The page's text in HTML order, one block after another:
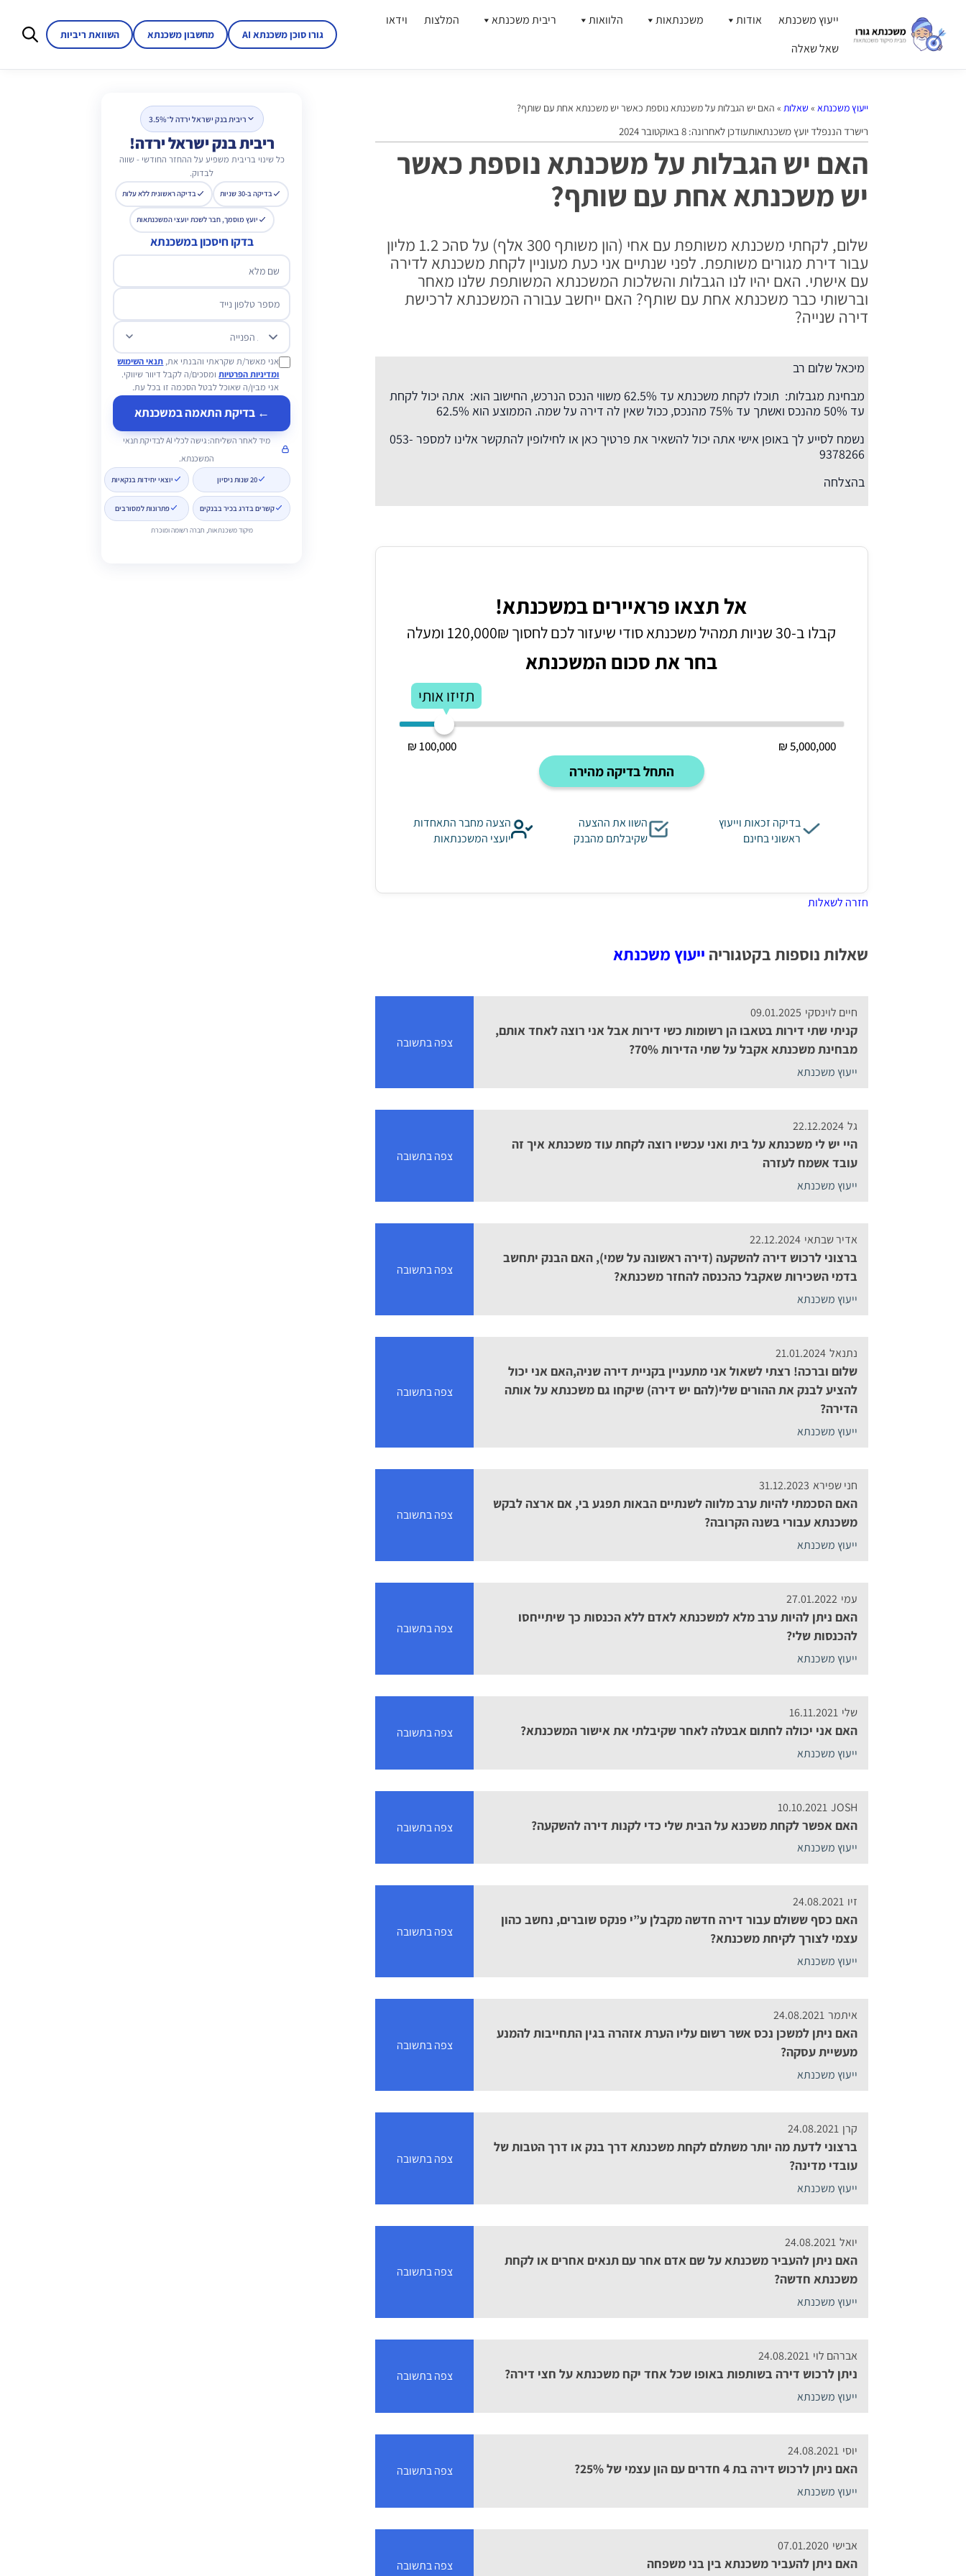
ייעוץ משכנתא אודות משכנתאות הלוואות ריבית משכנתא המלצות
וידאו
שאל שאלה
גורו סוכן משכנתא AI מחשבון משכנתא השוואת ריביות
ייעוץ משכנתא » שאלות » האם יש הגבלות על משכנתא נוספת כאשר יש משכנתא אחת עם שותף?
רישרד הננפלד יועץ משכנתאותעודכן לאחרונה: 8 באוקטובר 2024
האם יש הגבלות על משכנתא נוספת כאשר
יש משכנתא אחת עם שותף?
שלום, לקחתי משכנתא משותפת עם אחי (הון משותף 300 אלף) על סהכ 1.2 מליון
עבור דירת מגורים משותפת. לפני שנתיים אני כעת מעוניין לקחת משכנתא לדירה
עם אישתי. האם יהיו לנו הגבלות והשלכות המשכנתא המשותפת שלנו מאחר
וברשותי כבר משכנתא אחת עם שותף? האם ייחשב עבורה המשכנתא לרכישת
דירה שנייה?
מיכאל שלום רב
מבחינת מגבלות: תוכלו לקחת משכנתא עד 62.5% משווי הנכס הנרכש, החישוב הוא: אתה יכול לקחת
עד 50% מהנכס ואשתך עד 75% מהנכס, ככול שאין לה דירה על שמה. הממוצע הוא 62.5%
נשמח לסייע לך באופן אישי אתה יכול להשאיר את פרטיך כאן או לחילופין להתקשר אלינו למספר 053-
9378266
בהצלחה
אל תצאו פראיירים במשכנתא!
קבלו ב-30 שניות תמהיל משכנתא סודי שיעזור לכם לחסוך 120,000₪ ומעלה
בחר את סכום המשכנתא
תזיזו אותי
5,000,000 ₪
100,000 ₪
התחל בדיקה מהירה
בדיקה זכאות וייעוץ
ראשוני בחינם
השוו את ההצעה
שקיבלתם מהבנק
הצעה מחבר התאחדות
יועצי המשכנתאות
חזרה לשאלות
שאלות נוספות בקטגוריה ייעוץ משכנתא
חיים לוינסקי 09.01.2025
קניתי שתי דירות בטאבו הן רשומות כשי דירות אבל אני רוצה לאחד אותם,
מבחינת משכנתא אקבל על שתי הדירות 70%?
ייעוץ משכנתא
צפה בתשובה
גל 22.12.2024
היי יש לי משכנתא על בית ואני עכשיו רוצה לקחת עוד משכנתא איך זה
עובד אשמח לעזרה
ייעוץ משכנתא
צפה בתשובה
אדיר שבתאי 22.12.2024
ברצוני לרכוש דירה להשקעה (דירה ראשונה על שמי), האם הבנק יתחשב
בדמי השכירות שאקבל כהכנסה להחזר משכנתא?
ייעוץ משכנתא
צפה בתשובה
נתנאל 21.01.2024
שלום וברכה! רצתי לשאול אני מתעניין בקניית דירה שניה,האם אני יכול
להציע לבנק את ההורים שלי(להם יש דירה) שיקחו גם משכנתא על אותה
הדירה?
ייעוץ משכנתא
צפה בתשובה
חני שפירא 31.12.2023
האם הסכמתי להיות ערב מלווה לשנתיים הבאות תפגע בי, אם ארצה לבקש
משכנתא עבורי בשנה הקרובה?
ייעוץ משכנתא
צפה בתשובה
עמי 27.01.2022
האם ניתן להיות ערב מלא למשכנתא לאדם ללא הכנסות כך שיתייחסו
להכנסות שלי?
ייעוץ משכנתא
צפה בתשובה
שלי 16.11.2021
האם אני יכולה לחתום אבטלה לאחר שקיבלתי את אישור המשכנתא?
ייעוץ משכנתא
צפה בתשובה
JOSH
10.10.2021
האם אפשר לקחת משכנא על הבית שלי כדי לקנות דירה להשקעה?
ייעוץ משכנתא
צפה בתשובה
זיו 24.08.2021
האם כסף ששולם עבור דירה חדשה מקבלן ע”י פנקס שוברים, נחשב כהון
עצמי לצורך לקיחת משכנתא?
ייעוץ משכנתא
צפה בתשובה
איתמר 24.08.2021
האם ניתן למשכן נכס אשר רשום עליו הערת אזהרה בגין התחייבות להמנע
מעשיית עסקה?
ייעוץ משכנתא
צפה בתשובה
קרן 24.08.2021
ברצוני לדעת מה יותר משתלם לקחת משכנתא דרך בנק או דרך הטבות של
עובדי מדינה?
ייעוץ משכנתא
צפה בתשובה
יואל 24.08.2021
האם ניתן להעביר משכנתא על שם אדם אחר עם תנאים אחרים או לקחת
משכנתא חדשה?
ייעוץ משכנתא
צפה בתשובה
אברהם לוי 24.08.2021
ניתן לרכוש דירה בשותפות באופו שכל אחד יקח משכנתא על חצי דירה?
ייעוץ משכנתא
צפה בתשובה
יוסי 24.08.2021
האם ניתן לרכוש דירה בת 4 חדרים עם הון עצמי של 25%?
ייעוץ משכנתא
צפה בתשובה
אבישי 07.01.2020
האם ניתן להעביר משכנתא בין בני משפחה צפה בתשובה
ריבית בנק ישראל ירדה ל־3.5%
ריבית בנק ישראל ירדה!
כל שינוי בריבית משפיע על ההחזר החודשי - שווה
לבדוק.
בדיקה ב-30 שניות בדיקה ראשונית ללא עלות
יועץ מוסמך, חבר לשכת יועצי המשכנתאות
בדקו חיסכון במשכנתא
שם מלא
מספר טלפון נייד
מטרת הפנייה
אני מאשר/ת שקראתי והבנתי את, תנאי השימוש
ומדיניות הפרטיותומסכים/ה לקבל דיוור שיווקי.
אני מבין/ה שאוכל לבטל הסכמה זו בכל עת.
← בדיקת התאמה במשכנתא
מיד לאחר השליחה: גישה לכלי AI לבדיקת תנאי
המשכנתא.
20 שנות ניסיון יוצאי יחידות בנקאיות
קשרים בדרג בכיר בבנקים פתרונות למסורבים
מיקוד משכנתאות, חברה רשומה ומוכרת